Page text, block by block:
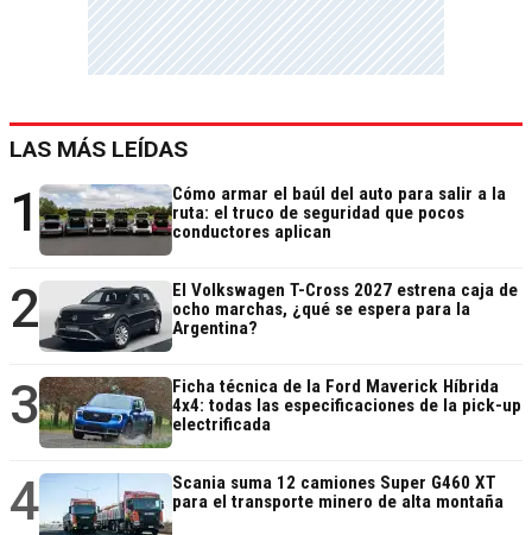
LAS MÁS LEÍDAS
1
Cómo armar el baúl del auto para salir a la
ruta: el truco de seguridad que pocos
conductores aplican
2
El Volkswagen T-Cross 2027 estrena caja de
ocho marchas, ¿qué se espera para la
Argentina?
3
Ficha técnica de la Ford Maverick Híbrida
4x4: todas las especificaciones de la pick-up
electrificada
4
Scania suma 12 camiones Super G460 XT
para el transporte minero de alta montaña